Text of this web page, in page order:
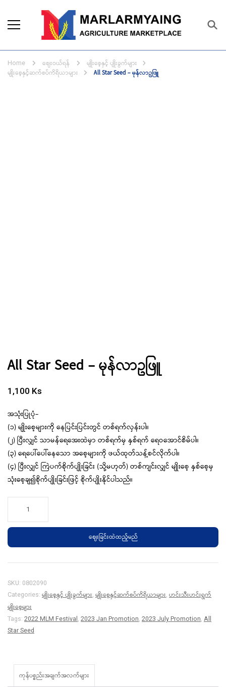
Marketplace
business solutions.
Home ဈေးဝယ်ရန်
မျိုးစေ့နှင့် ပျိုးခွက်များ
မျိုးစေ့နှင့်ဆက်စပ်ကိရိယာများ
All Star Seed – မုန်လာဥဖြူ
All Star Seed – မုန်လာဥဖြူ
1,100 Ks
အသုံးပြုပုံ-
(၁) မျိုးစေ့များကို နေပြင်းပြင်းတွင် တစ်ရက်လှန်းပါ။
(၂) ပြီးလျှင် သာမန်ရေအေးထဲမှာ တစ်ရက်မှ နှစ်ရက် ရေဝအောင်စိမ်ပါ။
(၃) ရေပေါ်ပေါ်နေသော အစေ့များကို ဖယ်ထုတ်သန့်စင်လိုက်ပါ။
(၄) ပြီးလျှင် ကြဲပက်စိုက်ပျိုးခြင်း (သို့မဟုတ်) တစ်ကျင်းလျှင် မျိုးစေ့ နှစ်စေ့မှ
သုံးစေ့ချ၍စိုက်ပျိုးခြင်းဖြင့် စိုက်ပျိုးနိုင်ပါသည်။
Seed
-
ဈေးခြင်းထဲထည့်မည်
SKU: 0802090
Categories: မျိုးစေ့နှင့် ပျိုးခွက်များ မျိုးစေ့နှင့်ဆက်စပ်ကိရိယာများ ဟင်းသီးဟင်းရွက်
မျိုးစေ့များ
Tags: 2022 MLM Festival 2023 Jan Promotion 2023 July Promotion All
Star Seed
ကုန်ပစ္စည်းအချက်အလက်များ